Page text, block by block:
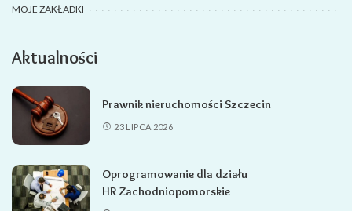
MOJE ZAKŁADKI
Aktualności
Prawnik nieruchomości Szczecin
23 LIPCA 2026
Oprogramowanie dla działu
HR Zachodniopomorskie